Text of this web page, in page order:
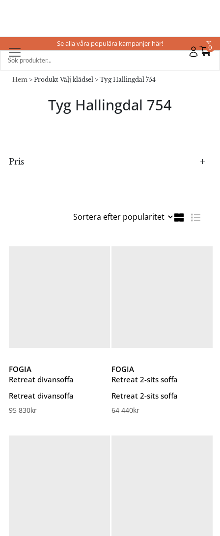
0
Se alla våra populära kampanjer här! X
Hem > Produkt Välj klädsel > Tyg Hallingdal 754
Tyg Hallingdal 754
Pris
FOGIA
Retreat divansoffa
Retreat divansoffa
95 830kr
FOGIA
Retreat 2-sits soffa
Retreat 2-sits soffa
64 440kr